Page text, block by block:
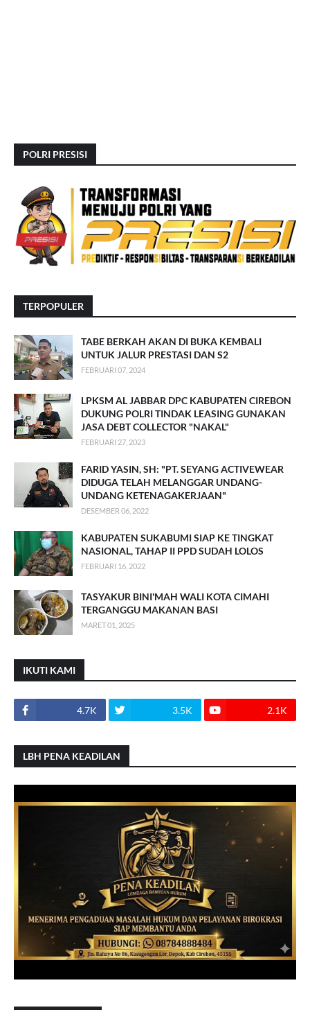
POLRI PRESISI
TERPOPULER
TABE BERKAH AKAN DI BUKA KEMBALI
UNTUK JALUR PRESTASI DAN S2
FEBRUARI 07, 2024
LPKSM AL JABBAR DPC KABUPATEN CIREBON
DUKUNG POLRI TINDAK LEASING GUNAKAN
JASA DEBT COLLECTOR "NAKAL"
FEBRUARI 27, 2023
FARID YASIN, SH: "PT. SEYANG ACTIVEWEAR
DIDUGA TELAH MELANGGAR UNDANG-
UNDANG KETENAGAKERJAAN"
DESEMBER 06, 2022
KABUPATEN SUKABUMI SIAP KE TINGKAT
NASIONAL, TAHAP II PPD SUDAH LOLOS
FEBRUARI 16, 2022
TASYAKUR BINI'MAH WALI KOTA CIMAHI
TERGANGGU MAKANAN BASI
MARET 01, 2025
IKUTI KAMI
4.7K 3.5K 2.1K
LBH PENA KEADILAN